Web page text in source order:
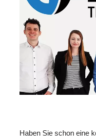
Haben Sie schon eine